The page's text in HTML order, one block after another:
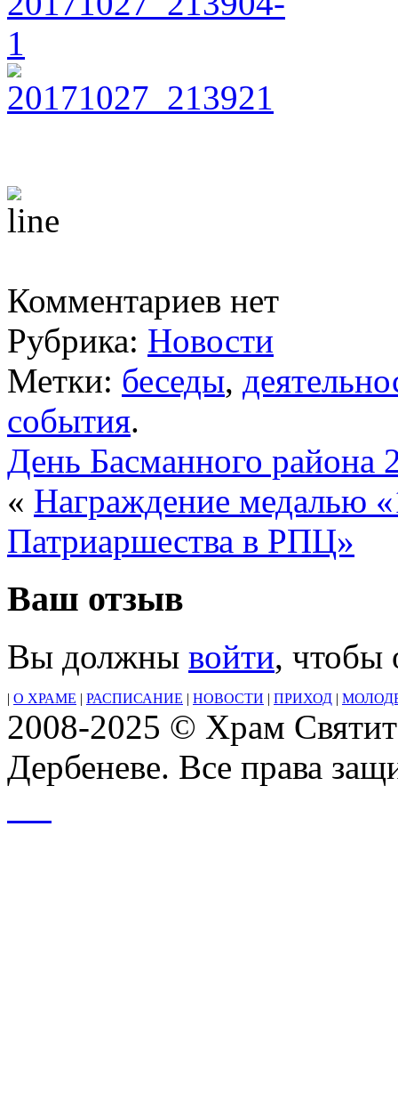
Комментариев нет
Рубрика: Новости
Метки: беседы,
события.
День Басманного района
« Награждение медалью
Патриаршества в РПЦ»
Ваш отзыв
Вы должны войти, чтобы
| О ХРАМЕ | РАСПИСАНИЕ | НОВОСТИ | ПРИХОД |
2008-2025 © Храм
Дербеневе. Все права